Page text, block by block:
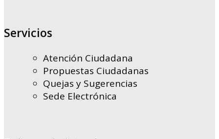
Servicios
Atención Ciudadana
Propuestas Ciudadanas
Quejas y Sugerencias
Sede Electrónica